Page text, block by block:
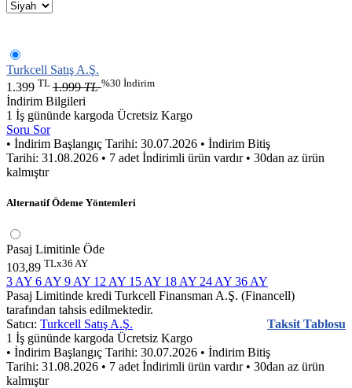
Turkcell Satış A.Ş.
1.399 TL 1.999TL%30 İndirim
İndirim Bilgileri
1 İş gününde kargoda Ücretsiz Kargo
Soru Sor
• İndirim Başlangıç Tarihi: 30.07.2026 • İndirim Bitiş
Tarihi: 31.08.2026 • 7 adet İndirimli ürün vardır • 30dan az ürün
kalmıştır
Alternatif Ödeme Yöntemleri
Pasaj Limitinle Öde
103,89 TLx36 AY
3 AY 6 AY 9 AY 12 AY 15 AY 18 AY 24 AY 36 AY
Pasaj Limitinde kredi Turkcell Finansman A.Ş. (Financell)
tarafından tahsis edilmektedir.
Satıcı: Turkcell Satış A.Ş.
Taksit Tablosu
1 İş gününde kargoda Ücretsiz Kargo
• İndirim Başlangıç Tarihi: 30.07.2026 • İndirim Bitiş
Tarihi: 31.08.2026 • 7 adet İndirimli ürün vardır • 30dan az ürün
kalmıştır